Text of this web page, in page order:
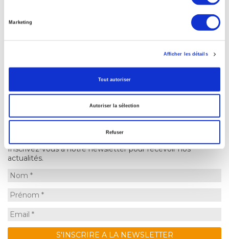
Marketing
Afficher les détails
Tout autoriser
Autoriser la sélection
Refuser
la métallurgie
investissements"
Découpe laser ou
emboutissage : quel
procédé choisir ?
Article posté le 23/11/2023,
investissements"
Inscrivez-vous à notre newsletter pour recevoir nos
actualités.